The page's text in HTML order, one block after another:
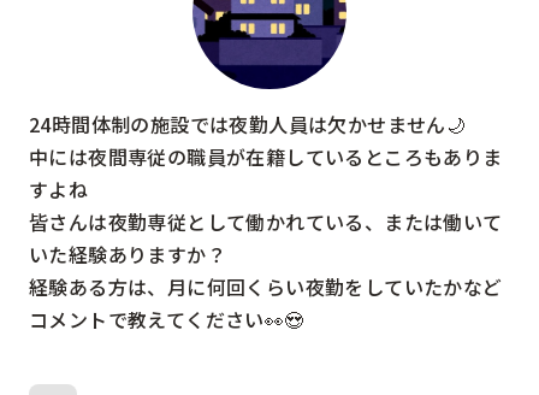
24時間体制の施設では夜勤人員は欠かせません🌙
中には夜間専従の職員が在籍しているところもありま
すよね
皆さんは夜勤専従として働かれている、または働いて
いた経験ありますか？
経験ある方は、月に何回くらい夜勤をしていたかなど
コメントで教えてください👀😍